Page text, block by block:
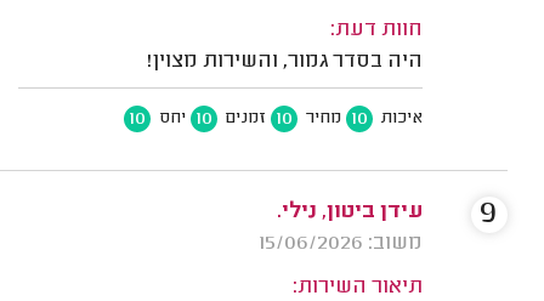
חוות דעת:
היה בסדר גמור, והשירות מצוין!
איכות 10 מחיר 10 זמנים 10 יחס 10
עידן ביטון, נילי.
משוב: 15/06/2026
תיאור השירות:
9